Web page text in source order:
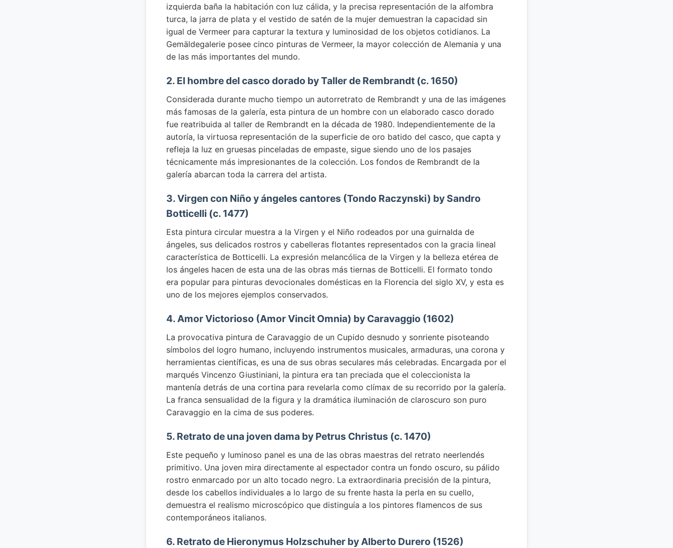
izquierda baña la habitación con luz cálida, y la precisa representación de la alfombra
turca, la jarra de plata y el vestido de satén de la mujer demuestran la capacidad sin
igual de Vermeer para capturar la textura y luminosidad de los objetos cotidianos. La
Gemäldegalerie posee cinco pinturas de Vermeer, la mayor colección de Alemania y una
de las más importantes del mundo.
2. El hombre del casco dorado by Taller de Rembrandt (c. 1650)
Considerada durante mucho tiempo un autorretrato de Rembrandt y una de las imágenes
más famosas de la galería, esta pintura de un hombre con un elaborado casco dorado
fue reatribuida al taller de Rembrandt en la década de 1980. Independientemente de la
autoría, la virtuosa representación de la superficie de oro batido del casco, que capta y
refleja la luz en gruesas pinceladas de empaste, sigue siendo uno de los pasajes
técnicamente más impresionantes de la colección. Los fondos de Rembrandt de la
galería abarcan toda la carrera del artista.
3. Virgen con Niño y ángeles cantores (Tondo Raczynski) by Sandro
Botticelli (c. 1477)
Esta pintura circular muestra a la Virgen y el Niño rodeados por una guirnalda de
ángeles, sus delicados rostros y cabelleras flotantes representados con la gracia lineal
característica de Botticelli. La expresión melancólica de la Virgen y la belleza etérea de
los ángeles hacen de esta una de las obras más tiernas de Botticelli. El formato tondo
era popular para pinturas devocionales domésticas en la Florencia del siglo XV, y esta es
uno de los mejores ejemplos conservados.
4. Amor Victorioso (Amor Vincit Omnia) by Caravaggio (1602)
La provocativa pintura de Caravaggio de un Cupido desnudo y sonriente pisoteando
símbolos del logro humano, incluyendo instrumentos musicales, armaduras, una corona y
herramientas científicas, es una de sus obras seculares más celebradas. Encargada por el
marqués Vincenzo Giustiniani, la pintura era tan preciada que el coleccionista la
mantenía detrás de una cortina para revelarla como clímax de su recorrido por la galería.
La franca sensualidad de la figura y la dramática iluminación de claroscuro son puro
Caravaggio en la cima de sus poderes.
5. Retrato de una joven dama by Petrus Christus (c. 1470)
Este pequeño y luminoso panel es una de las obras maestras del retrato neerlendés
primitivo. Una joven mira directamente al espectador contra un fondo oscuro, su pálido
rostro enmarcado por un alto tocado negro. La extraordinaria precisión de la pintura,
desde los cabellos individuales a lo largo de su frente hasta la perla en su cuello,
demuestra el realismo microscópico que distinguía a los pintores flamencos de sus
contemporáneos italianos.
6. Retrato de Hieronymus Holzschuher by Alberto Durero (1526)